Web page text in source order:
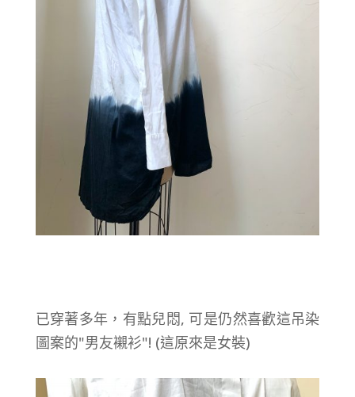
已穿著多年，有點兒悶, 可是仍然喜歡這吊染
圖案的"男友襯衫"! (這原來是女裝)